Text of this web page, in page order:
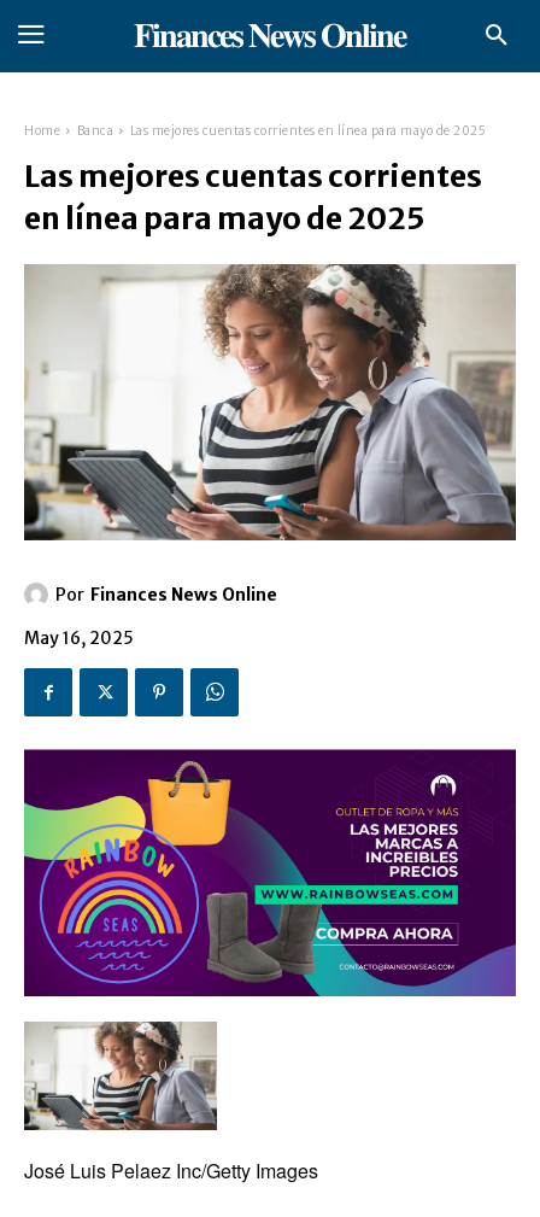
𝐅𝐢𝐧𝐚𝐧𝐜𝐞𝐬 𝐍𝐞𝐰𝐬 𝐎𝐧𝐥𝐢𝐧𝐞
Home Banca Las mejores cuentas corrientes en línea para mayo de 2025
Las mejores cuentas corrientes
en línea para mayo de 2025
Por Finances News Online
May 16, 2025
José Luis Pelaez Inc/Getty Images